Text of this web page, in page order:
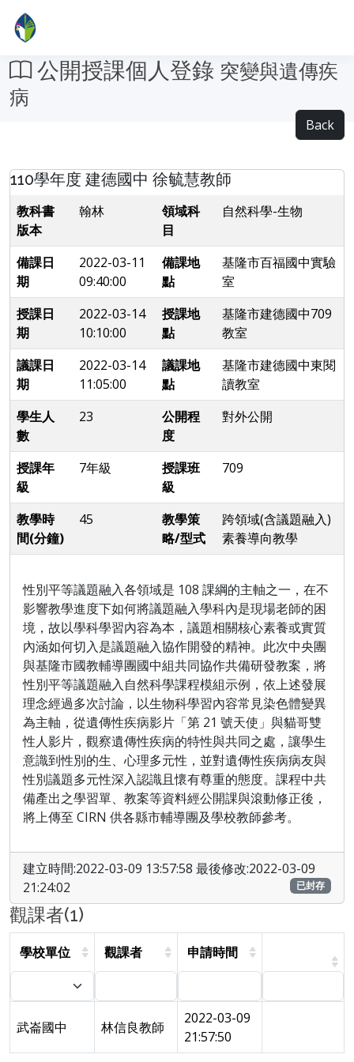
公開授課個人登錄 突變與遺傳疾
病
Back
110學年度 建德國中 徐毓慧教師
教科書
版本
翰林
領域科
目
自然科學-生物
備課日
期
2022-03-11
09:40:00
備課地
點
基隆市百福國中實驗
室
授課日
期
2022-03-14
10:10:00
授課地
點
基隆市建德國中709
教室
議課日
期
2022-03-14
11:05:00
議課地
點
基隆市建德國中東閱
讀教室
學生人
數
23
公開程
度
對外公開
授課年
級
7年級
授課班
級
709
教學時
間(分鐘)
45
教學策
略/型式
跨領域(含議題融入)
素養導向教學
性別平等議題融入各領域是 108 課綱的主軸之一，在不
影響教學進度下如何將議題融入學科內是現場老師的困
境，故以學科學習內容為本，議題相關核心素養或實質
內涵如何切入是議題融入協作開發的精神。此次中央團
與基隆市國教輔導團國中組共同協作共備研發教案， 將
性別平等議題融入自然科學課程模組示例，依上述發展
理念經過多次討論，以生物科學習內容常見染色體變異
為主軸，從遺傳性疾病影片「第 21 號天使」與貓哥雙
性人影片，觀察遺傳性疾病的特性與共同之處，讓學生
意識到性別的生、心理多元性，並對遺傳性疾病病友與
性別議題多元性深入認識且懷有尊重的態度。課程中共
備產出之學習單、教案等資料經公開課與滾動修正後，
將上傳至 CIRN 供各縣市輔導團及學校教師參考。
建立時間:2022-03-09 13:57:58 最後修改:2022-03-09
21:24:02
已封存
觀課者(1)
學校單位 觀課者 申請時間
武崙國中 林信良教師
2022-03-09
21:57:50